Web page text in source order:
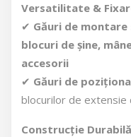
Versatilitate &
✔ Găuri de
blocuri de șine,
accesorii
✔ Găuri de
blocurilor de extensie
Construcție